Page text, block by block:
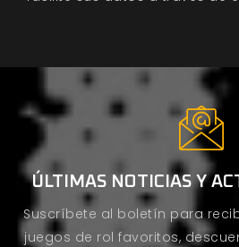
ÚLTIMAS NOTICIAS Y
Suscríbete al boletín para
juegos de rol favoritos,